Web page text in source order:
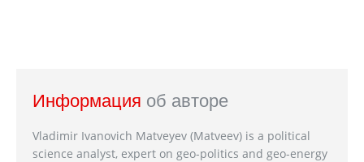
Информация об авторе
Vladimir Ivanovich Matveyev (Matveev) is a political
science analyst, expert on geo-politics and geo-energy